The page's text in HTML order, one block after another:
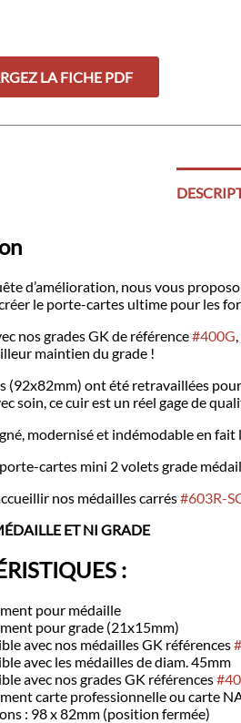
LA FICHE PDF
d’amélioration, nous vous
le porte-cartes ultime pour les
nos grades GK de référence#400G
maintien du grade !
(92x82mm) ont été retravaillées
soin, ce cuir est un réel gage de
modernisé et indémodable en
cartes mini 2 volets grade
nos médailles carrés#603R-
ET NI GRADE
RISTIQUES :
pour médaille
pour grade (21x15mm)
avec nos médailles GK références
avec les médailles de diam. 45mm
avec nos grades GK références
carte professionnelle ou carte
: 98 x 82mm (position fermée)